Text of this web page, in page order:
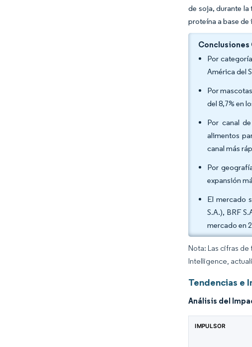
de soja, durante
proteína a base
Conclusiones
Por
América del
Por
del 8,7% en
Por canal
alimentos
canal más
Por
expansión
El mercado
S.A.), BRF
mercado en
Nota: Las cifras
Intelligence,
Tendencias e
Análisis del
IMPULSOR